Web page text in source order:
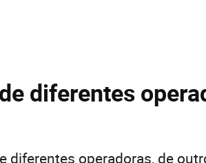
diferentes
diferentes operadoras, de